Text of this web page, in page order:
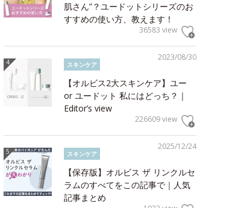
肌さん”？ユードットシリーズのお
すすめの使い方、教えます！
36583 view
2023/08/30
スキンケア
【オルビス2大スキンケア】ユー
or ユードット 私にはどっち？｜
Editor’s view
226609 view
2025/12/24
スキンケア
【保存版】オルビス ザ リンクルセ
ラムのすべてをこの記事で｜人気
記事まとめ